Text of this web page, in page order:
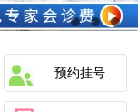
预约挂号